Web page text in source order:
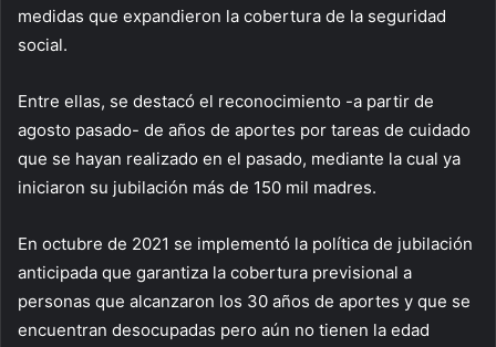
medidas que expandieron la cobertura de la seguridad
social.
Entre ellas, se destacó el reconocimiento -a partir de
agosto pasado- de años de aportes por tareas de cuidado
que se hayan realizado en el pasado, mediante la cual ya
iniciaron su jubilación más de 150 mil madres.
En octubre de 2021 se implementó la política de jubilación
anticipada que garantiza la cobertura previsional a
personas que alcanzaron los 30 años de aportes y que se
encuentran desocupadas pero aún no tienen la edad